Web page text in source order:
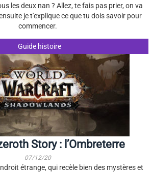
les deux nan ? Allez, te fais pas prier, on va
je t'explique ce que tu dois savoir pour
commencer.
Guide histoire
Story : l’Ombreterre
07/12/20
étrange, qui recèle bien des mystères et